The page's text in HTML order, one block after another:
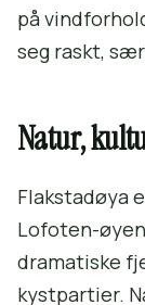
på
seg raskt,
Natur,
Flakstadøya
Lofoten-
dramatiske
kystpartier.